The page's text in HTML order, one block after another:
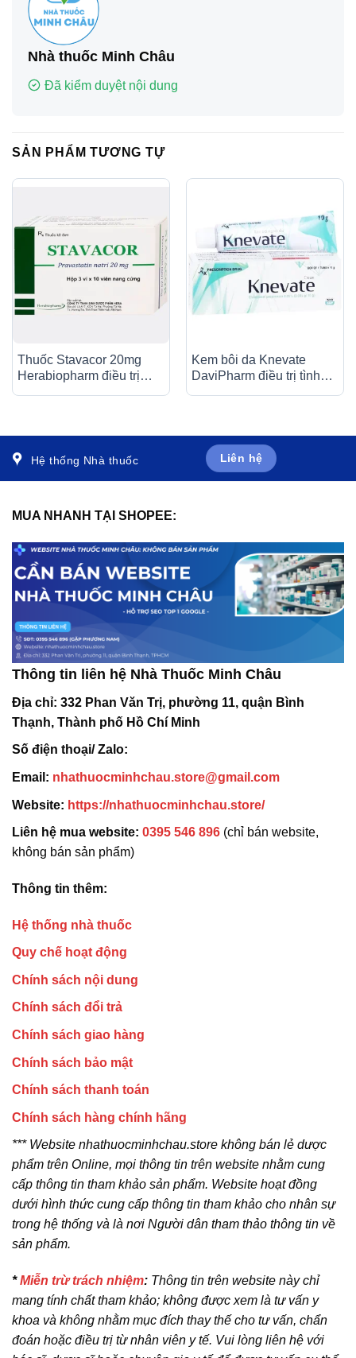
Nhà thuốc Minh Châu
Đã kiểm duyệt nội dung
SẢN PHẨM TƯƠNG TỰ
Thuốc Stavacor 20mg
Herabiopharm điều trị
Kem bôi da Knevate
DaviPharm điều trị tình
Hệ thống Nhà thuốc Liên hệ
MUA NHANH TẠI SHOPEE:
Thông tin liên hệ Nhà Thuốc Minh Châu
Địa chỉ: 332 Phan Văn Trị, phường 11, quận Bình
Thạnh, Thành phố Hồ Chí Minh
Số điện thoại/ Zalo:
Email: nhathuocminhchau.store@gmail.com
Website: https://nhathuocminhchau.store/
Liên hệ mua website: 0395 546 896 (chỉ bán website,
không bán sản phẩm)
Thông tin thêm:
Hệ thống nhà thuốc
Quy chế hoạt động
Chính sách nội dung
Chính sách đổi trả
Chính sách giao hàng
Chính sách bảo mật
Chính sách thanh toán
Chính sách hàng chính hãng
*** Website nhathuocminhchau.store không bán lẻ dược
phẩm trên Online, mọi thông tin trên website nhằm cung
cấp thông tin tham khảo sản phẩm. Website hoạt đồng
dưới hình thức cung cấp thông tin tham khảo cho nhân sự
trong hệ thống và là nơi Người dân tham thảo thông tin về
sản phẩm.
*Miễn trừ trách nhiệm: Thông tin trên website này chỉ
mang tính chất tham khảo; không được xem là tư vấn y
khoa và không nhằm mục đích thay thế cho tư vấn, chẩn
đoán hoặc điều trị từ nhân viên y tế. Vui lòng liên hệ với